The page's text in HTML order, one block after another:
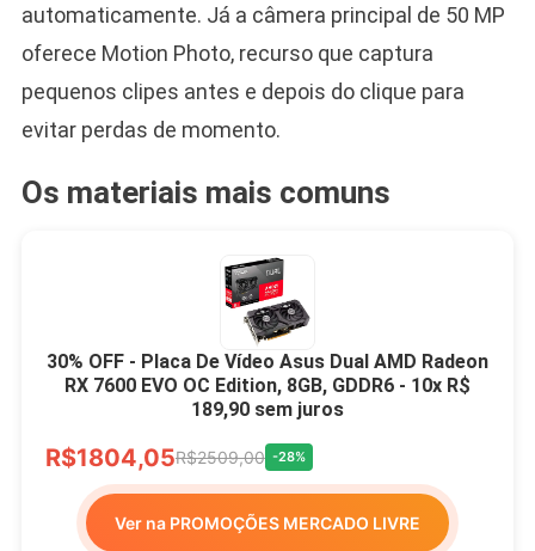
automaticamente. Já a câmera principal de 50 MP
oferece Motion Photo, recurso que captura
pequenos clipes antes e depois do clique para
evitar perdas de momento.
Os materiais mais comuns
30% OFF - Placa De Vídeo Asus Dual AMD Radeon
RX 7600 EVO OC Edition, 8GB, GDDR6 - 10x R$
189,90 sem juros
R$1804,05R$2509,00 -28%
Ver na PROMOÇÕES MERCADO LIVRE